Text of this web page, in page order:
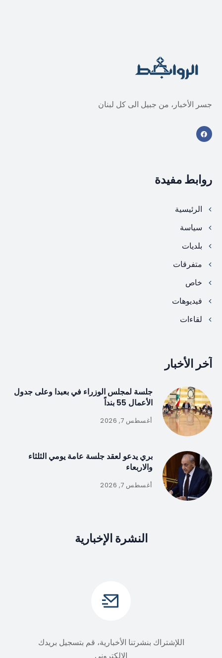
جسر الأخبار، من جبيل الى كل لبنان
روابط مفيدة
الرئيسية
سياسة
بلديات
متفرقات
خاص
فيديوهات
لقاءات
آخر الأخبار
جلسة لمجلس الوزراء في بعبدا وعلى جدول
الأعمال 55 بنداً
أغسطس 7, 2026
بري يدعو لعقد جلسة عامة يومي الثلثاء
والاربعاء
أغسطس 7, 2026
النشرة الإخبارية
اللإشتراك بنشرتنا الأخبارية، قم بتسجيل بريدك